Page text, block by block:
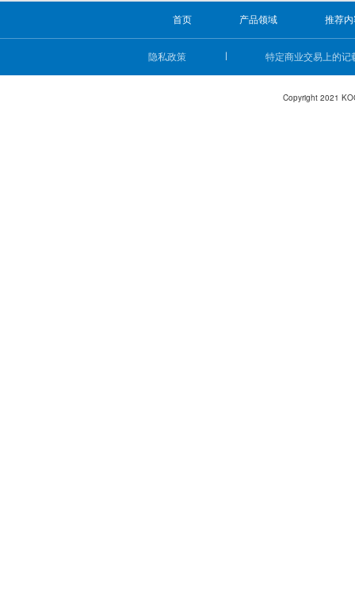
首页 产品领域 推荐
隐私政策 特定商业交易上的记
Copyright 2021